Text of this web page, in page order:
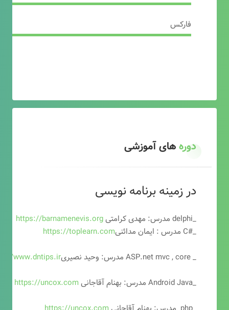
فارکس
دورههای آموزشی
در زمینه برنامه نویسی
_delphi مدرس: مهدی کرامتی
https://barnamenevis.org
_#C مدرس : ایمان مدائنی
https://toplearn.com
_ ASP.net mvc , core مدرس: وحید نصیری
www.dntips.ir
_Android Java مدرس: بهنام آقاجانی
https://uncox.com